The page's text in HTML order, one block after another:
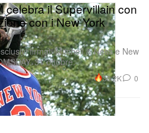
celebra il Supervillain con
con i New York
firmati Mitchell & Ness e New
31 ottobre.
30.2K 0